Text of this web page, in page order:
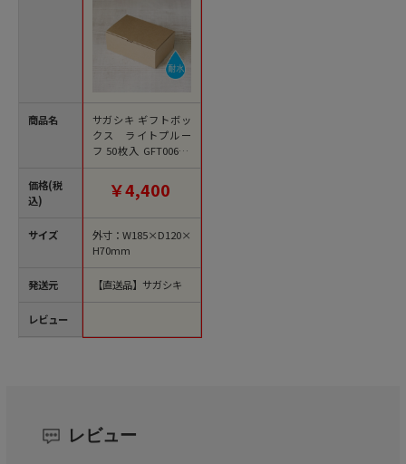
商品名
価格(税
込)
サイズ
発送元
レビュー
サガシキ ギフトボッ
クス ライトプルー
フ 50枚入 GFT006AA
＿S＿100 50枚/束（ご
注文単位2束）【直送
￥4,400
外寸：W185×D120×
H70mm
【直送品】サガシキ
レビュー